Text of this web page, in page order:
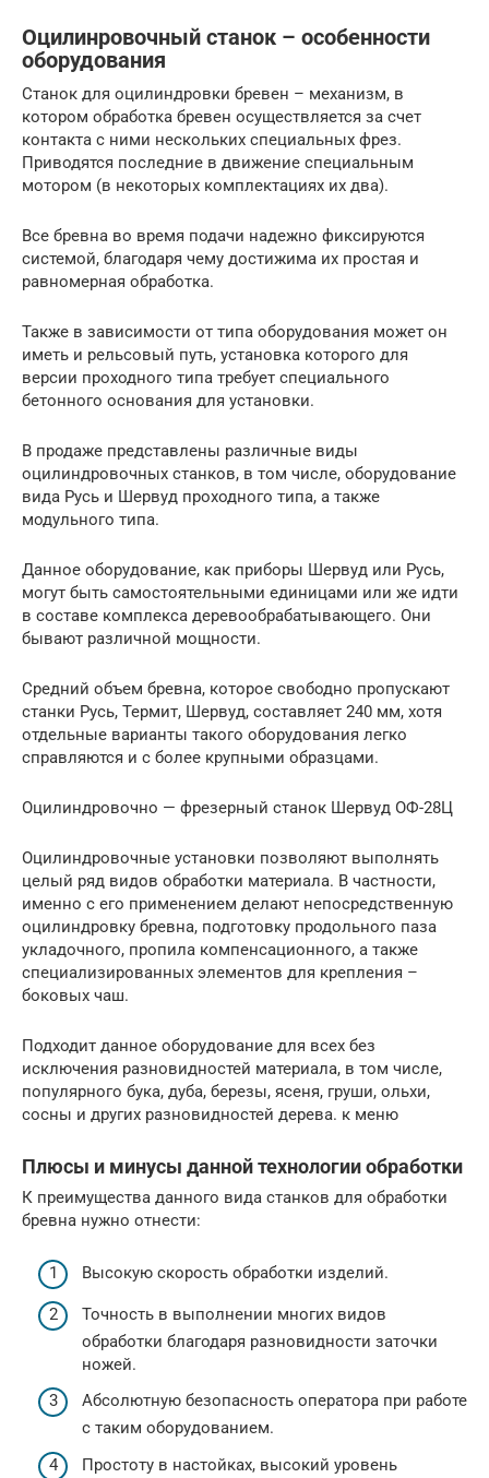
Оцилинровочный станок – особенности
оборудования
Станок для оцилиндровки бревен – механизм, в
котором обработка бревен осуществляется за счет
контакта с ними нескольких специальных фрез.
Приводятся последние в движение специальным
мотором (в некоторых комплектациях их два).
Все бревна во время подачи надежно фиксируются
системой, благодаря чему достижима их простая и
равномерная обработка.
Также в зависимости от типа оборудования может он
иметь и рельсовый путь, установка которого для
версии проходного типа требует специального
бетонного основания для установки.
В продаже представлены различные виды
оцилиндровочных станков, в том числе, оборудование
вида Русь и Шервуд проходного типа, а также
модульного типа.
Данное оборудование, как приборы Шервуд или Русь,
могут быть самостоятельными единицами или же идти
в составе комплекса деревообрабатывающего. Они
бывают различной мощности.
Средний объем бревна, которое свободно пропускают
станки Русь, Термит, Шервуд, составляет 240 мм, хотя
отдельные варианты такого оборудования легко
справляются и с более крупными образцами.
Оцилиндровочно — фрезерный станок Шервуд ОФ-28Ц
Оцилиндровочные установки позволяют выполнять
целый ряд видов обработки материала. В частности,
именно с его применением делают непосредственную
оцилиндровку бревна, подготовку продольного паза
укладочного, пропила компенсационного, а также
специализированных элементов для крепления –
боковых чаш.
Подходит данное оборудование для всех без
исключения разновидностей материала, в том числе,
популярного бука, дуба, березы, ясеня, груши, ольхи,
сосны и других разновидностей дерева. к меню
Плюсы и минусы данной технологии обработки
К преимущества данного вида станков для обработки
бревна нужно отнести:
Высокую скорость обработки изделий.
Точность в выполнении многих видов
обработки благодаря разновидности заточки
ножей.
Абсолютную безопасность оператора при работе
с таким оборудованием.
Простоту в настойках, высокий уровень